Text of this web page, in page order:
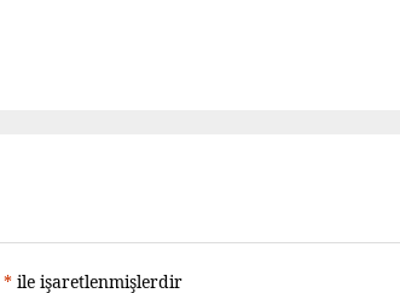
* ile işaretlenmişlerdir